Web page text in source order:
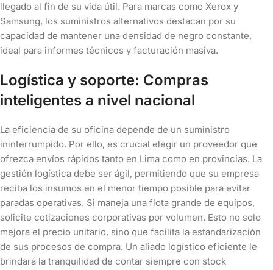
llegado al fin de su vida útil. Para marcas como Xerox y
Samsung, los suministros alternativos destacan por su
capacidad de mantener una densidad de negro constante,
ideal para informes técnicos y facturación masiva.
Logística y soporte: Compras
inteligentes a nivel nacional
La eficiencia de su oficina depende de un suministro
ininterrumpido. Por ello, es crucial elegir un proveedor que
ofrezca envíos rápidos tanto en Lima como en provincias. La
gestión logística debe ser ágil, permitiendo que su empresa
reciba los insumos en el menor tiempo posible para evitar
paradas operativas. Si maneja una flota grande de equipos,
solicite cotizaciones corporativas por volumen. Esto no solo
mejora el precio unitario, sino que facilita la estandarización
de sus procesos de compra. Un aliado logístico eficiente le
brindará la tranquilidad de contar siempre con stock